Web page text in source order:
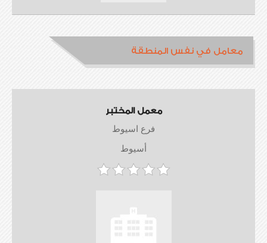
معامل في نفس المنطقة
معمل المختبر
فرع اسيوط
أسيوط